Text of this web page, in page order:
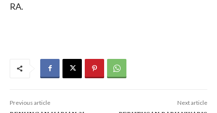
RA.
Previous article Next article